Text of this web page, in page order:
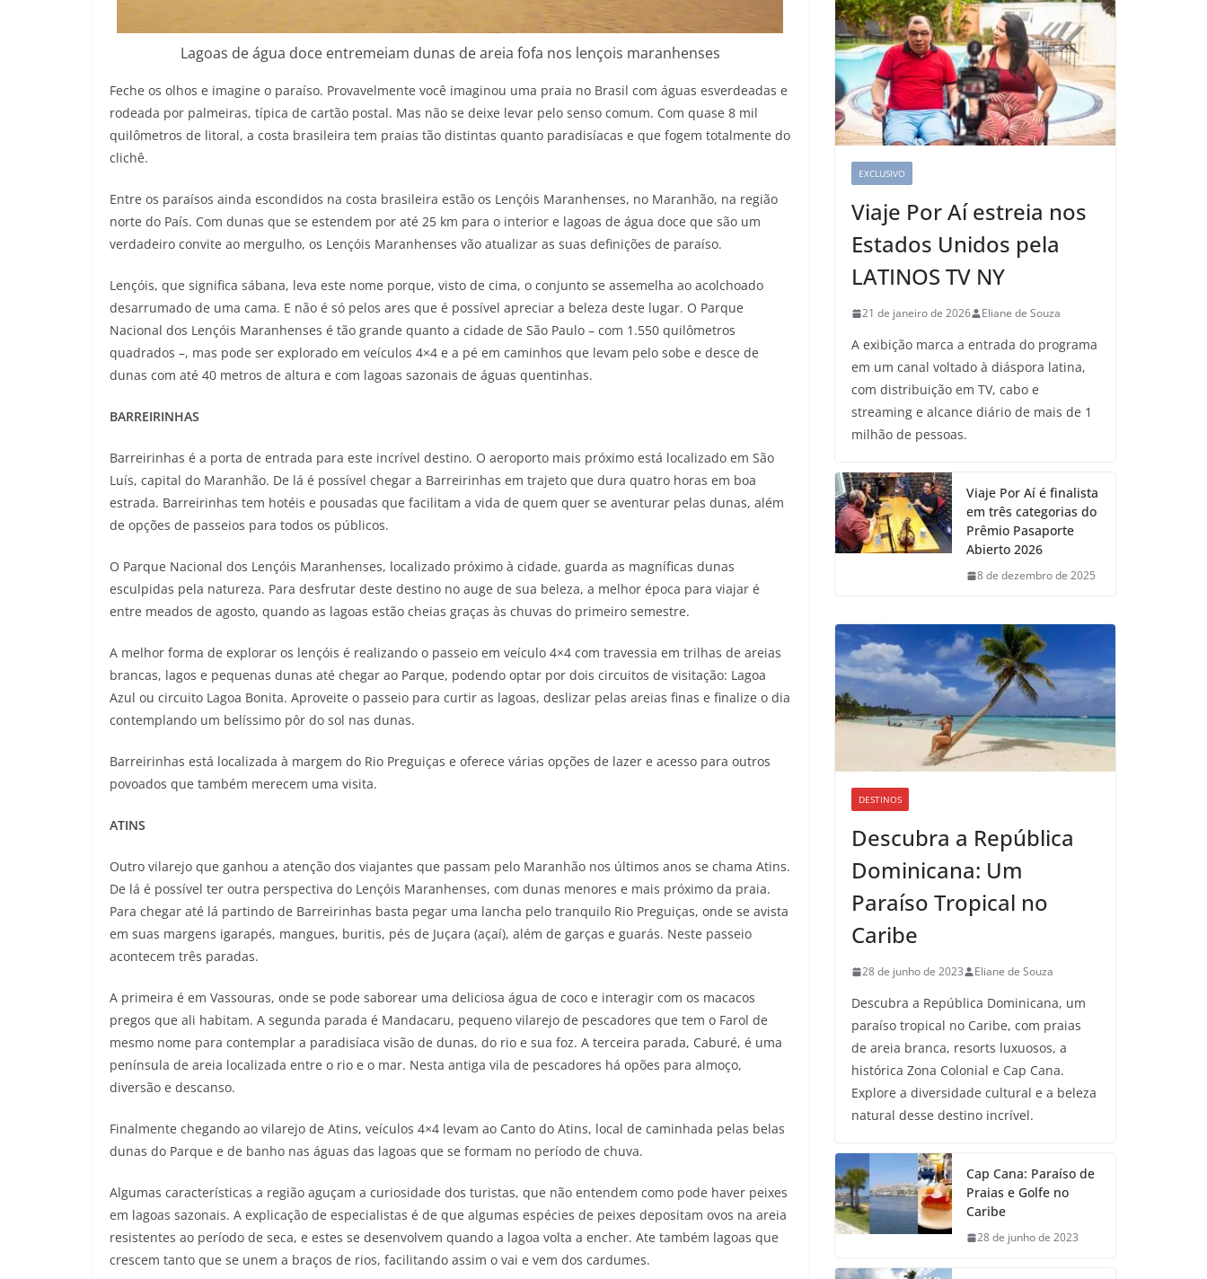
Lagoas de água doce entremeiam dunas de areia fofa nos lençois maranhenses
Feche os olhos e imagine o paraíso. Provavelmente você imaginou uma praia no Brasil com águas esverdeadas e
rodeada por palmeiras, típica de cartão postal. Mas não se deixe levar pelo senso comum. Com quase 8 mil
quilômetros de litoral, a costa brasileira tem praias tão distintas quanto paradisíacas e que fogem totalmente do
clichê.
Entre os paraísos ainda escondidos na costa brasileira estão os Lençóis Maranhenses, no Maranhão, na região
norte do País. Com dunas que se estendem por até 25 km para o interior e lagoas de água doce que são um
verdadeiro convite ao mergulho, os Lençóis Maranhenses vão atualizar as suas definições de paraíso.
Lençóis, que significa sábana, leva este nome porque, visto de cima, o conjunto se assemelha ao acolchoado
desarrumado de uma cama. E não é só pelos ares que é possível apreciar a beleza deste lugar. O Parque
Nacional dos Lençóis Maranhenses é tão grande quanto a cidade de São Paulo – com 1.550 quilômetros
quadrados –, mas pode ser explorado em veículos 4×4 e a pé em caminhos que levam pelo sobe e desce de
dunas com até 40 metros de altura e com lagoas sazonais de águas quentinhas.
BARREIRINHAS
Barreirinhas é a porta de entrada para este incrível destino. O aeroporto mais próximo está localizado em São
Luís, capital do Maranhão. De lá é possível chegar a Barreirinhas em trajeto que dura quatro horas em boa
estrada. Barreirinhas tem hotéis e pousadas que facilitam a vida de quem quer se aventurar pelas dunas, além
de opções de passeios para todos os públicos.
O Parque Nacional dos Lençóis Maranhenses, localizado próximo à cidade, guarda as magníficas dunas
esculpidas pela natureza. Para desfrutar deste destino no auge de sua beleza, a melhor época para viajar é
entre meados de agosto, quando as lagoas estão cheias graças às chuvas do primeiro semestre.
A melhor forma de explorar os lençóis é realizando o passeio em veículo 4×4 com travessia em trilhas de areias
brancas, lagos e pequenas dunas até chegar ao Parque, podendo optar por dois circuitos de visitação: Lagoa
Azul ou circuito Lagoa Bonita. Aproveite o passeio para curtir as lagoas, deslizar pelas areias finas e finalize o dia
contemplando um belíssimo pôr do sol nas dunas.
Barreirinhas está localizada à margem do Rio Preguiças e oferece várias opções de lazer e acesso para outros
povoados que também merecem uma visita.
ATINS
Outro vilarejo que ganhou a atenção dos viajantes que passam pelo Maranhão nos últimos anos se chama Atins.
De lá é possível ter outra perspectiva do Lençóis Maranhenses, com dunas menores e mais próximo da praia.
Para chegar até lá partindo de Barreirinhas basta pegar uma lancha pelo tranquilo Rio Preguiças, onde se avista
em suas margens igarapés, mangues, buritis, pés de Juçara (açaí), além de garças e guarás. Neste passeio
acontecem três paradas.
A primeira é em Vassouras, onde se pode saborear uma deliciosa água de coco e interagir com os macacos
pregos que ali habitam. A segunda parada é Mandacaru, pequeno vilarejo de pescadores que tem o Farol de
mesmo nome para contemplar a paradisíaca visão de dunas, do rio e sua foz. A terceira parada, Caburé, é uma
península de areia localizada entre o rio e o mar. Nesta antiga vila de pescadores há opões para almoço,
diversão e descanso.
Finalmente chegando ao vilarejo de Atins, veículos 4×4 levam ao Canto do Atins, local de caminhada pelas belas
dunas do Parque e de banho nas águas das lagoas que se formam no período de chuva.
Algumas características a região aguçam a curiosidade dos turistas, que não entendem como pode haver peixes
em lagoas sazonais. A explicação de especialistas é de que algumas espécies de peixes depositam ovos na areia
resistentes ao período de seca, e estes se desenvolvem quando a lagoa volta a encher. Ate também lagoas que
crescem tanto que se unem a braços de rios, facilitando assim o vai e vem dos cardumes.
EXCLUSIVO
Viaje Por Aí estreia nos
Estados Unidos pela
LATINOS TV NY
21 de janeiro de 2026 Eliane de Souza
A exibição marca a entrada do programa
em um canal voltado à diáspora latina,
com distribuição em TV, cabo e
streaming e alcance diário de mais de 1
milhão de pessoas.
Viaje Por Aí é finalista
em três categorias do
Prêmio Pasaporte
Abierto 2026
8 de dezembro de 2025
DESTINOS
Descubra a República
Dominicana: Um
Paraíso Tropical no
Caribe
28 de junho de 2023 Eliane de Souza
Descubra a República Dominicana, um
paraíso tropical no Caribe, com praias
de areia branca, resorts luxuosos, a
histórica Zona Colonial e Cap Cana.
Explore a diversidade cultural e a beleza
natural desse destino incrível.
Cap Cana: Paraíso de
Praias e Golfe no
Caribe
28 de junho de 2023